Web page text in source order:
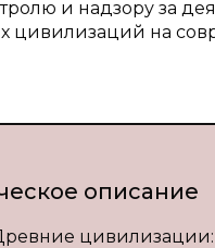
и надзору за
цивилизаций на
описание